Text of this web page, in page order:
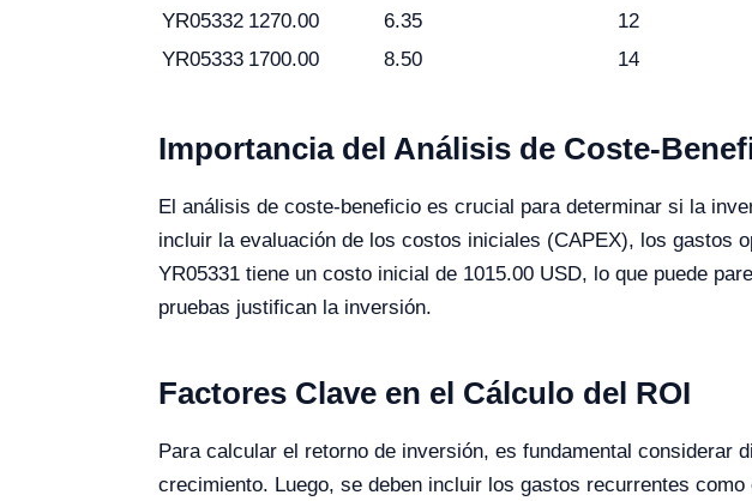
YR05332 1270.00 6.35 12
YR05333 1700.00 8.50 14
Importancia del Análisis de Coste-
El análisis de coste-beneficio es crucial para determinar si la
incluir la evaluación de los costos iniciales (CAPEX), los gastos
YR05331 tiene un costo inicial de 1015.00 USD, lo que puede
pruebas justifican la inversión.
Factores Clave en el Cálculo del ROI
Para calcular el retorno de inversión, es fundamental
crecimiento. Luego, se deben incluir los gastos recurrentes